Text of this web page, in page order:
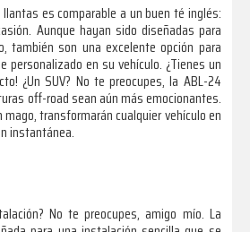
es comparable a un buen té inglés:
Aunque hayan sido diseñadas para
también son una excelente opción para
personalizado en su vehículo. ¿Tienes un
¿Un SUV? No te preocupes, la ABL-24
off-road sean aún más emocionantes.
mago, transformarán cualquier vehículo en
instantánea.
No te preocupes, amigo mío. La